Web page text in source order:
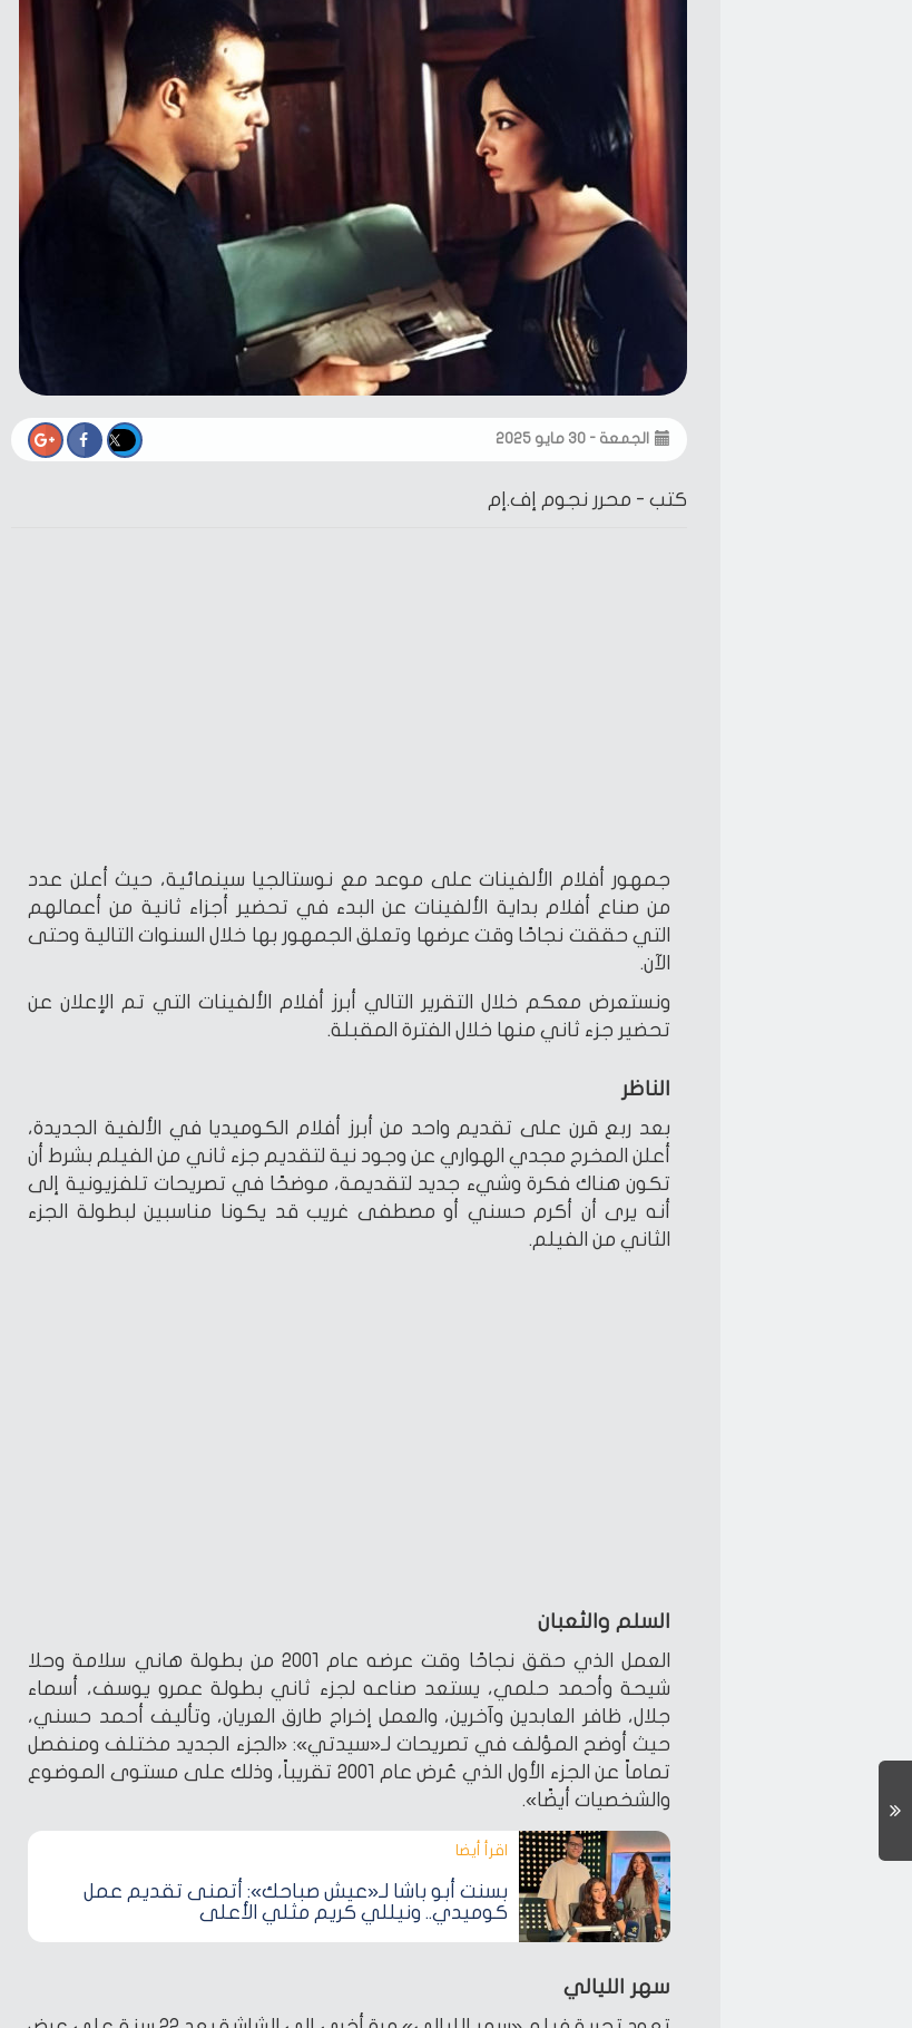
الجمعة - ٣٠ مايو ٢٠٢٥
كتب - محرر نجوم إف.إم
جمهور أفلام الألفينات على موعد مع نوستالجيا سينمائية، حيث أعلن عدد
من صناع أفلام بداية الألفينات عن البدء في تحضير أجزاء ثانية من أعمالهم
التي حققت نجاحًا وقت عرضها وتعلق الجمهور بها خلال السنوات التالية وحتى
الآن.
ونستعرض معكم خلال التقرير التالي أبرز أفلام الألفينات التي تم الإعلان عن
تحضير جزء ثاني منها خلال الفترة المقبلة.
الناظر
بعد ربع قرن على تقديم واحد من أبرز أفلام الكوميديا في الألفية الجديدة،
أعلن المخرج مجدي الهواري عن وجود نية لتقديم جزء ثاني من الفيلم بشرط أن
تكون هناك فكرة وشيء جديد لتقديمة، موضحًا في تصريحات تلفزيونية إلى
أنه يرى أن أكرم حسني أو مصطفى غريب قد يكونا مناسبين لبطولة الجزء
الثاني من الفيلم.
السلم والثعبان
العمل الذي حقق نجاحًا وقت عرضه عام 2001 من بطولة هاني سلامة وحلا
شيحة وأحمد حلمي، يستعد صناعه لجزء ثاني بطولة عمرو يوسف، أسماء
جلال، ظافر العابدين وآخرين، والعمل إخراج طارق العريان، وتأليف أحمد حسني،
حيث أوضح المؤلف في تصريحات لـ«سيدتي»: «الجزء الجديد مختلف ومنفصل
تماماً عن الجزء الأول الذي عُرض عام 2001 تقريباً، وذلك على مستوى الموضوع
والشخصيات أيضًا».
اقرأ أيضا‎
بسنت أبو باشا لـ«عيش صباحك»: أتمنى تقديم عمل
كوميدي.. ونيللي كريم مثلي الأعلى
سهر الليالي